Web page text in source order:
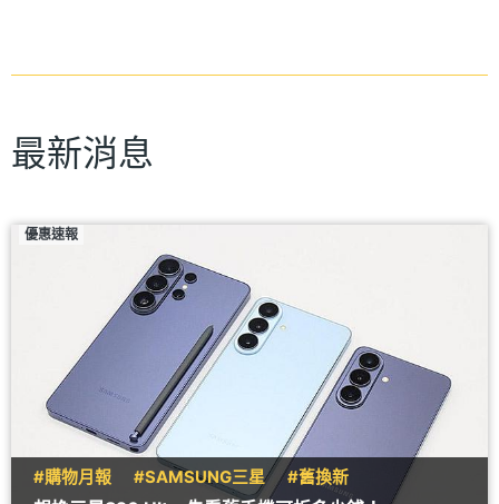
最新消息
優惠速報
#購物月報 #SAMSUNG三星 #舊換新